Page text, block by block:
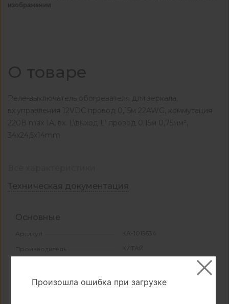
изображении
О товаре
Реле-выключатель обогревателя для зеркала,
вх.управления 12VDC провод 0,15м 22AWG, коммутация
220В max 1А, вх. L\выход L' провод 0,15м 0,75мм²,
34x24,5x14mm
Техническая документация
Основные
Артикул КА-1015634
Производитель КИТАЙ
Произошла ошибка при загрузке